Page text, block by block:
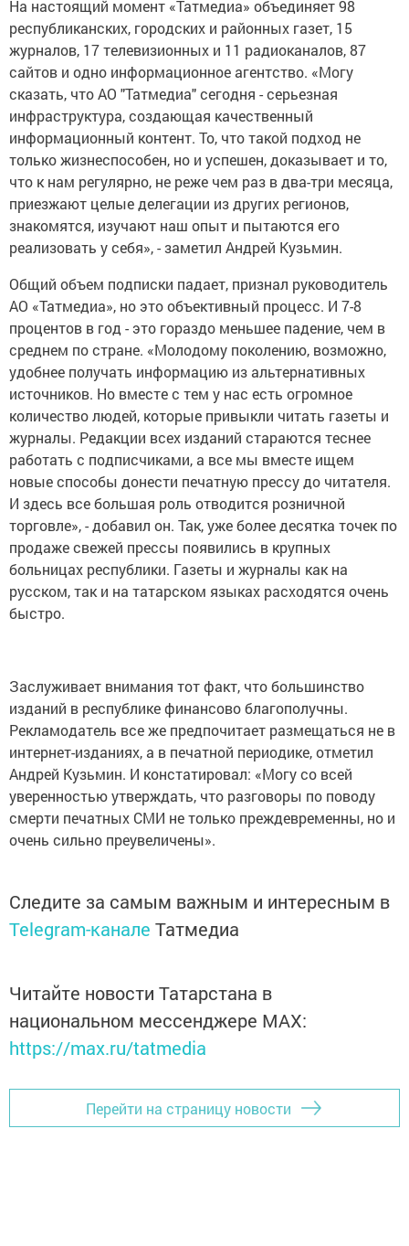
На настоящий момент «Татмедиа» объединяет 98
республиканских, городских и районных газет, 15
журналов, 17 телевизионных и 11 радиоканалов, 87
сайтов и одно информационное агентство. «Могу
сказать, что АО "Татмедиа" сегодня - серьезная
инфраструктура, создающая качественный
информационный контент. То, что такой подход не
только жизнеспособен, но и успешен, доказывает и то,
что к нам регулярно, не реже чем раз в два-три месяца,
приезжают целые делегации из других регионов,
знакомятся, изучают наш опыт и пытаются его
реализовать у себя», - заметил Андрей Кузьмин.
Общий объем подписки падает, признал руководитель
АО «Татмедиа», но это объективный процесс. И 7-8
процентов в год - это гораздо меньшее падение, чем в
среднем по стране. «Молодому поколению, возможно,
удобнее получать информацию из альтернативных
источников. Но вместе с тем у нас есть огромное
количество людей, которые привыкли читать газеты и
журналы. Редакции всех изданий стараются теснее
работать с подписчиками, а все мы вместе ищем
новые способы донести печатную прессу до читателя.
И здесь все большая роль отводится розничной
торговле», - добавил он. Так, уже более десятка точек по
продаже свежей прессы появились в крупных
больницах республики. Газеты и журналы как на
русском, так и на татарском языках расходятся очень
быстро.
Заслуживает внимания тот факт, что большинство
изданий в республике финансово благополучны.
Рекламодатель все же предпочитает размещаться не в
интернет-изданиях, а в печатной периодике, отметил
Андрей Кузьмин. И констатировал: «Могу со всей
уверенностью утверждать, что разговоры по поводу
смерти печатных СМИ не только преждевременны, но и
очень сильно преувеличены».
Следите за самым важным и интересным в
Telegram-канале Татмедиа
Читайте новости Татарстана в
национальном мессенджере MАХ:
https://max.ru/tatmedia
Перейти на страницу новости